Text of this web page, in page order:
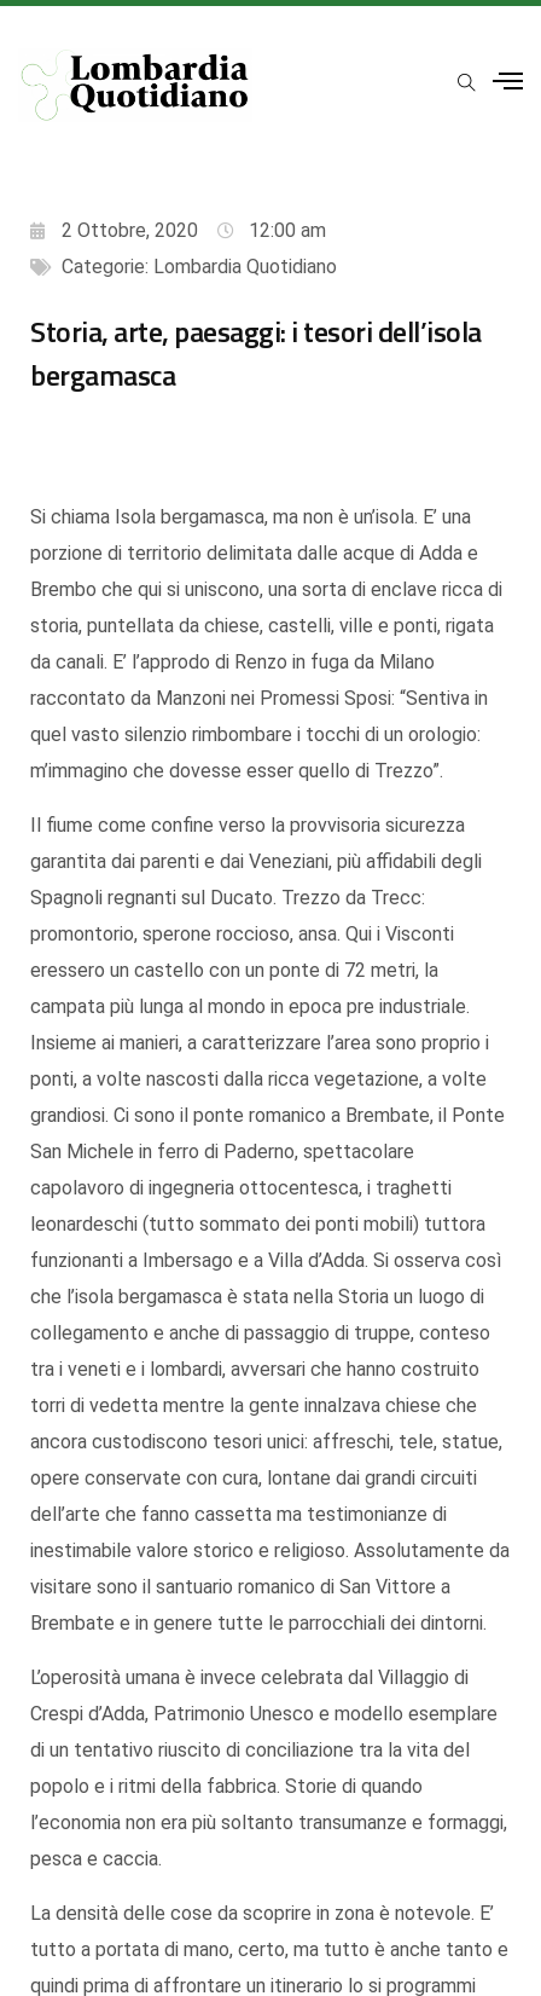
2 Ottobre, 2020
12:00 am
Categorie: Lombardia Quotidiano
Storia, arte, paesaggi: i tesori dell’isola
bergamasca
Si chiama Isola bergamasca, ma non è un’isola. E’ una
porzione di territorio delimitata dalle acque di Adda e
Brembo che qui si uniscono, una sorta di enclave ricca di
storia, puntellata da chiese, castelli, ville e ponti, rigata
da canali. E’ l’approdo di Renzo in fuga da Milano
raccontato da Manzoni nei Promessi Sposi: “Sentiva in
quel vasto silenzio rimbombare i tocchi di un orologio:
m’immagino che dovesse esser quello di Trezzo”.
Il fiume come confine verso la provvisoria sicurezza
garantita dai parenti e dai Veneziani, più affidabili degli
Spagnoli regnanti sul Ducato. Trezzo da Trecc:
promontorio, sperone roccioso, ansa. Qui i Visconti
eressero un castello con un ponte di 72 metri, la
campata più lunga al mondo in epoca pre industriale.
Insieme ai manieri, a caratterizzare l’area sono proprio i
ponti, a volte nascosti dalla ricca vegetazione, a volte
grandiosi. Ci sono il ponte romanico a Brembate, il Ponte
San Michele in ferro di Paderno, spettacolare
capolavoro di ingegneria ottocentesca, i traghetti
leonardeschi (tutto sommato dei ponti mobili) tuttora
funzionanti a Imbersago e a Villa d’Adda. Si osserva così
che l’isola bergamasca è stata nella Storia un luogo di
collegamento e anche di passaggio di truppe, conteso
tra i veneti e i lombardi, avversari che hanno costruito
torri di vedetta mentre la gente innalzava chiese che
ancora custodiscono tesori unici: affreschi, tele, statue,
opere conservate con cura, lontane dai grandi circuiti
dell’arte che fanno cassetta ma testimonianze di
inestimabile valore storico e religioso. Assolutamente da
visitare sono il santuario romanico di San Vittore a
Brembate e in genere tutte le parrocchiali dei dintorni.
L’operosità umana è invece celebrata dal Villaggio di
Crespi d’Adda, Patrimonio Unesco e modello esemplare
di un tentativo riuscito di conciliazione tra la vita del
popolo e i ritmi della fabbrica. Storie di quando
l’economia non era più soltanto transumanze e formaggi,
pesca e caccia.
La densità delle cose da scoprire in zona è notevole. E’
tutto a portata di mano, certo, ma tutto è anche tanto e
quindi prima di affrontare un itinerario lo si programmi